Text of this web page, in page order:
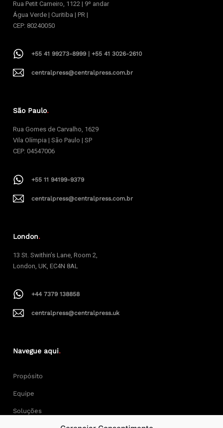
Rua Petit Carneiro, 1122 | 9º andar
Água Verde | Curitiba | PR |
CEP: 80240050
+55 41 99273-8999 | +55 41 3026-2610
centralpress@centralpress.com.br
São Paulo.
Rua Gomes de Carvalho, 1629
Vila Olímpia | São Paulo | SP
CEP: 04547006
+55 11 94199-9379
centralpress@centralpress.com.br
London.
13 St. Swithin’s Lane, Room 2,
London, UK, EC4N 8AL
+44 7379 138858
centralpress@centralpress.uk
Navegue aqui.
Propósito
Equipe
Soluções